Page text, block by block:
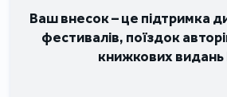
Ваш внесок – це підтримка
фестивалів, поїздок
книжкових